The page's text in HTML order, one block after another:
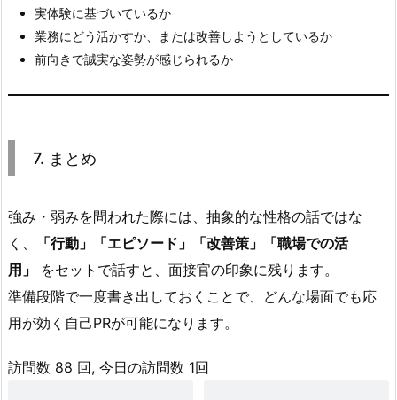
例
4.
2.
ク
ン
ト
の
例
5.
避
実体験に基づいているか
業務にどう活かすか、または改善しようとしているか
前向きで誠実な姿勢が感じられるか
7. まとめ
強み・弱みを問われた際には、抽象的な性格の話ではな
く、
「行動」「エピソード」「改善策」「職場での活
用」
をセットで話すと、面接官の印象に残ります。
準備段階で一度書き出しておくことで、どんな場面でも応
用が効く自己PRが可能になります。
訪問数 88 回, 今日の訪問数 1回